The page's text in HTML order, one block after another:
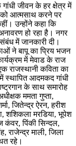
जीवन के हर क्षेत्र में
को आत्मसाथ करने पर
उन्होंने कहा कि
हो रहा है। नगर
में जानकारी दी।
ने बापू का प्रिय भजन
में मेवाड के राज
राजस्थानी कविता का
स्थापित आदमकद गांधी
के साथ समारोह
ममता गुप्ता,
जितेन्द्र ऐरन, हरीश
शशिकला मरडिया, भूपेश
कंवर, पिंकी सिन्दल,
राजेन्द्र माली, जिला
रहे।